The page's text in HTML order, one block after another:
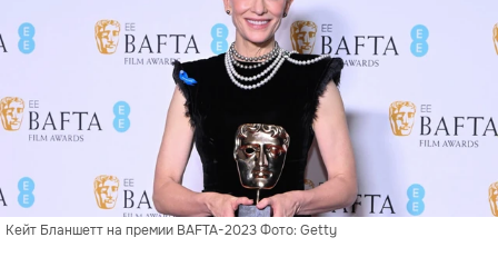
Кейт Бланшетт на премии BAFTA-2023 Фото: Getty